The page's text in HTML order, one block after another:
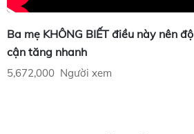
Ba mẹ KHÔNG BIẾT điều này nên độ
cận tăng nhanh
5,672,000 Người xem